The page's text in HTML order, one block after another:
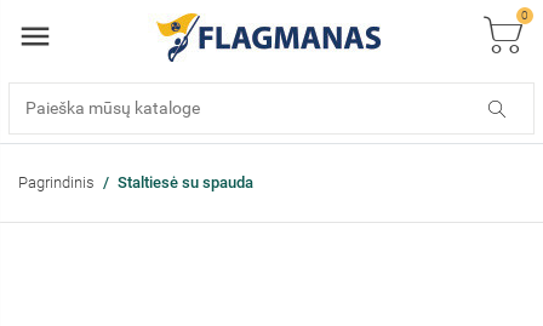
0
Pagrindinis Staltiesė su spauda